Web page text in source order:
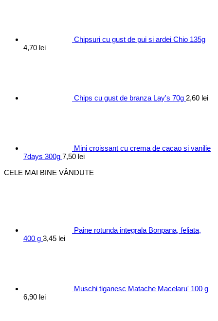
Chipsuri cu gust de pui si ardei Chio 135g
4,70 lei
Chips cu gust de branza Lay's 70g 2,60 lei
Mini croissant cu crema de cacao si vanilie
7days 300g 7,50 lei
CELE MAI BINE VÂNDUTE
Paine rotunda integrala Bonpana, feliata,
400 g 3,45 lei
Muschi tiganesc Matache Macelaru' 100 g
6,90 lei